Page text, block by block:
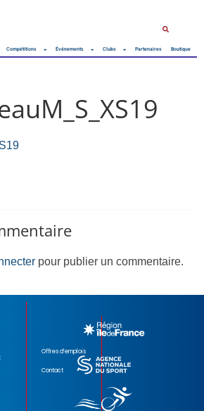
Compétitions Événements Clubs Partenaires Boutique
pour publier un commentaire.
Offres d’emplois
Contact